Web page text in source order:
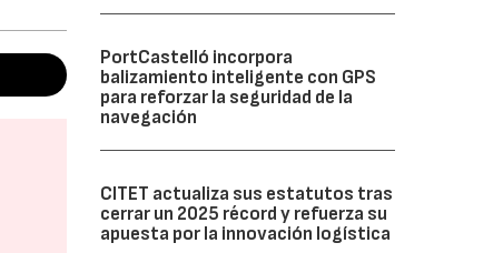
PortCastelló incorpora
balizamiento inteligente con GPS
para reforzar la seguridad de la
navegación
CITET actualiza sus estatutos tras
cerrar un 2025 récord y refuerza su
apuesta por la innovación logística